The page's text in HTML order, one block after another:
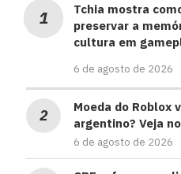
Tchia mostra
preservar a
cultura em
6 de agosto de 2026
Moeda do Roblox
argentino? Veja
6 de agosto de 2026